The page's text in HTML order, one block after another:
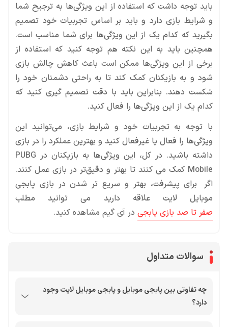
باید توجه داشت که استفاده از این ویژگی‌ها به ترجیح شما
و شرایط بازی دارد و باید بر اساس تجربیات خود تصمیم
بگیرید که کدام یک از این ویژگی‌ها برای شما مناسب است.
همچنین باید به این نکته هم توجه کنید که استفاده از
برخی از این ویژگی‌ها ممکن است باعث کاهش چالش بازی
شود و به بازیکنان کمک کند تا به راحتی دشمنان خود را
شکست دهند. بنابراین باید با دقت تصمیم گیری کنید که
کدام یک از این ویژگی‌ها را فعال کنید.
با توجه به تجربیات خود و شرایط بازی، می‌توانید این
ویژگی‌ها را فعال یا غیرفعال کنید و بهترین عملکرد را در بازی
داشته باشید. در کل، این ویژگی‌ها به بازیکنان در PUBG
Mobile کمک می کنند تا بهتر و دقیق‌تر در بازی عمل کنند.
اگر برای پیشرفت، بهتر و سریع تر شدن در بازی پابجی
موبایل لایت علاقه دارید می توانید مطلب
صفر تا صد بازی پابجی در آی گیم مشاهده کنید.
سوالات متداول
چه تفاوتی بین پابجی موبایل و پابجی موبایل لایت وجود
دارد؟